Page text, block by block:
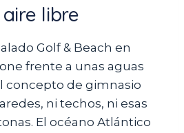
libre
Golf & Beach en
frente a unas aguas
concepto de gimnasio
ni techos, ni esas
El océano Atlántico